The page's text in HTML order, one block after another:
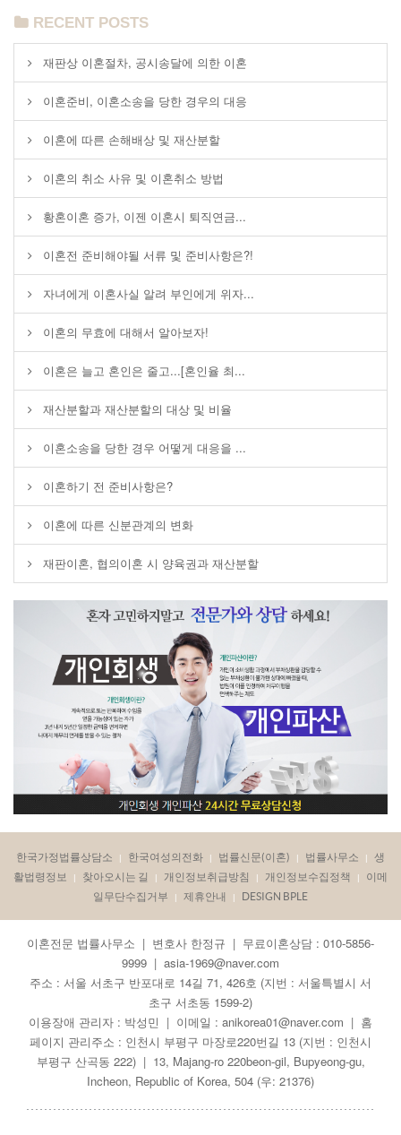
RECENT POSTS
재판상 이혼절차, 공시송달에 의한 이혼
이혼준비, 이혼소송을 당한 경우의 대응
이혼에 따른 손해배상 및 재산분할
이혼의 취소 사유 및 이혼취소 방법
황혼이혼 증가, 이젠 이혼시 퇴직연금...
이혼전 준비해야될 서류 및 준비사항은?!
자녀에게 이혼사실 알려 부인에게 위자...
이혼의 무효에 대해서 알아보자!
이혼은 늘고 혼인은 줄고...[혼인율 최...
재산분할과 재산분할의 대상 및 비율
이혼소송을 당한 경우 어떻게 대응을 ...
이혼하기 전 준비사항은?
이혼에 따른 신분관계의 변화
재판이혼, 협의이혼 시 양육권과 재산분할
한국가정법률상담소 | 한국여성의전화 | 법률신문(이혼) | 법률사무소 |
생
활법령정보
| 찾아오시는 길 | 개인정보취급방침 | 개인정보수집정책 |
이메
일무단수집거부
| 제휴안내 | DESIGN BPLE
이혼전문 법률사무소 | 변호사 한정규 | 무료이혼상담 : 010-5856-
9999 | asia-1969@naver.com
주소 : 서울 서초구 반포대로 14길 71, 426호 (지번 : 서울특별시 서
초구 서초동 1599-2)
이용장애 관리자 : 박성민 | 이메일 : anikorea01@naver.com | 홈
페이지 관리주소 : 인천시 부평구 마장로220번길 13 (지번 : 인천시
부평구 산곡동 222) | 13, Majang-ro 220beon-gil, Bupyeong-gu,
Incheon, Republic of Korea, 504 (우: 21376)